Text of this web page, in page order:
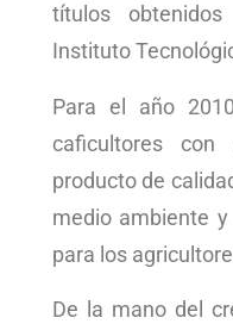
títulos
Instituto
Para el año
caficultores
producto de
medio ambiente
para los
De la mano del